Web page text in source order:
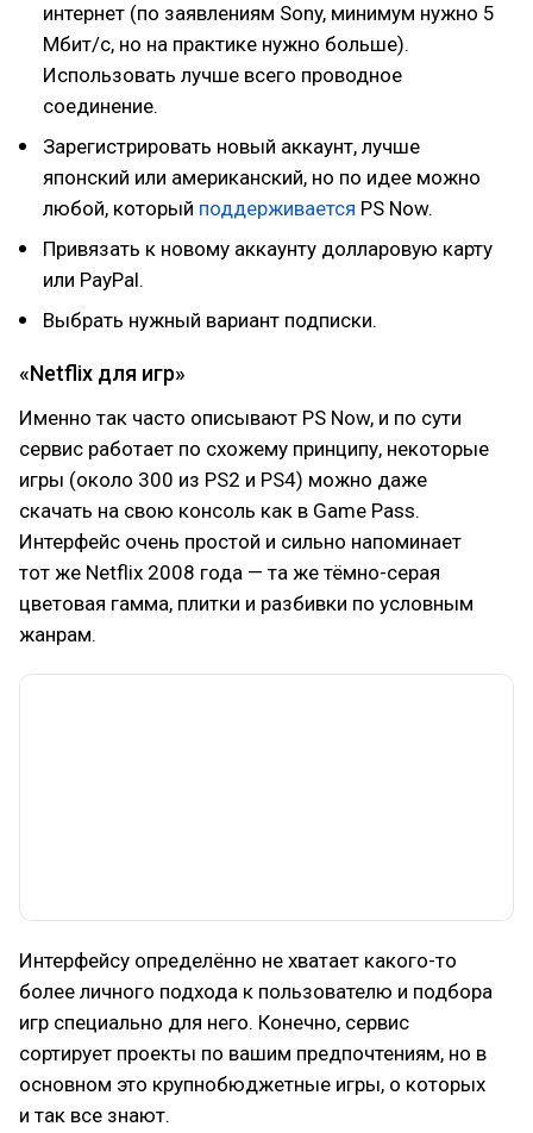
интернет (по заявлениям Sony, минимум нужно 5
Мбит/с, но на практике нужно больше).
Использовать лучше всего проводное
соединение.
Зарегистрировать новый аккаунт, лучше
японский или американский, но по идее можно
любой, который поддерживается PS Now.
Привязать к новому аккаунту долларовую карту
или PayPal.
Выбрать нужный вариант подписки.
«Netflix для игр»
Именно так часто описывают PS Now, и по сути
сервис работает по схожему принципу, некоторые
игры (около 300 из PS2 и PS4) можно даже
скачать на свою консоль как в Game Pass.
Интерфейс очень простой и сильно напоминает
тот же Netflix 2008 года — та же тёмно-серая
цветовая гамма, плитки и разбивки по условным
жанрам.
Интерфейсу определённо не хватает какого-то
более личного подхода к пользователю и подбора
игр специально для него. Конечно, сервис
сортирует проекты по вашим предпочтениям, но в
основном это крупнобюджетные игры, о которых
и так все знают.